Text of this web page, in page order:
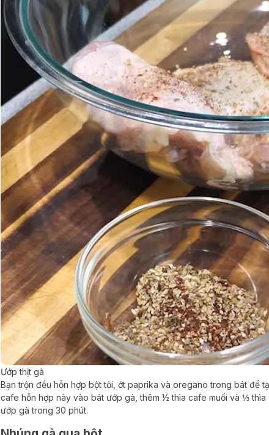
Ướp thịt gà
Bạn trộn đều hỗn hợp bột tỏi, ớt paprika và oregano trong bát để
cafe hỗn hợp này vào bát ướp gà, thêm ½ thìa cafe muối và ⅓
ướp gà trong 30 phút.